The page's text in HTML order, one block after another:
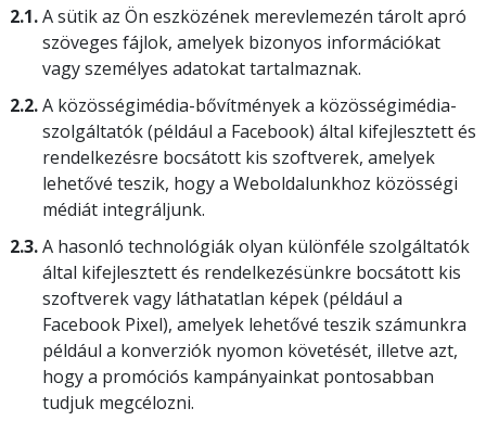
2.1.A sütik az Ön eszközének merevlemezén tárolt apró
szöveges fájlok, amelyek bizonyos információkat
vagy személyes adatokat tartalmaznak.
2.2.A közösségimédia-bővítmények a közösségimédia-
szolgáltatók (például a Facebook) által kifejlesztett és
rendelkezésre bocsátott kis szoftverek, amelyek
lehetővé teszik, hogy a Weboldalunkhoz közösségi
médiát integráljunk.
2.3.A hasonló technológiák olyan különféle szolgáltatók
által kifejlesztett és rendelkezésünkre bocsátott kis
szoftverek vagy láthatatlan képek (például a
Facebook Pixel), amelyek lehetővé teszik számunkra
például a konverziók nyomon követését, illetve azt,
hogy a promóciós kampányainkat pontosabban
tudjuk megcélozni.